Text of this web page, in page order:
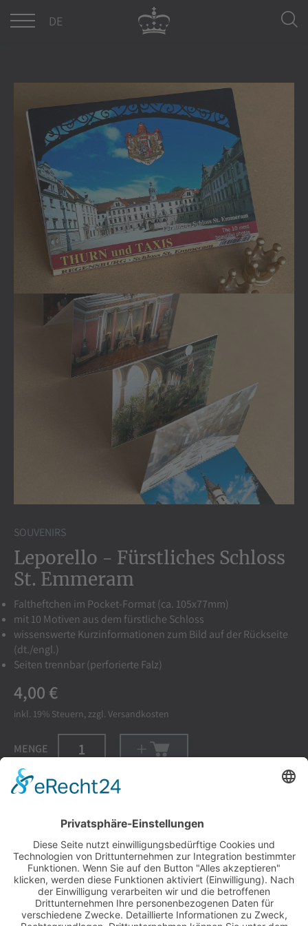
DE
SOUVENIRS
Leporello - Fürstliches Schloss
St. Emmeram
Faltheftchen im Pocket-Format (ca. 105x77mm)
mit 10 Motiven aus dem fürstliche Schloss
wissenswerte Kurzinformationen zum Bild auf der Rückseite
(dt./engl.)
Seiten trennbar (perforierte Falz)
4,00 €
inkl. 19% Steuern, zzgl. Versandkosten
MENGE